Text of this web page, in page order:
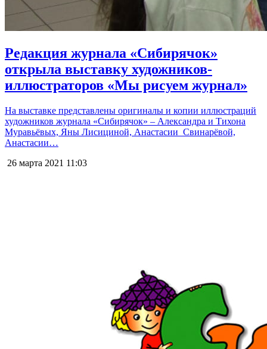
Редакция журнала «Сибирячок»
открыла выставку художников-
иллюстраторов «Мы рисуем журнал»
На выставке представлены оригиналы и копии иллюстраций
художников журнала «Сибирячок» – Александра и Тихона
Муравьёвых, Яны Лисициной, Анастасии Свинарёвой,
Анастасии…
26 марта 2021 11:03